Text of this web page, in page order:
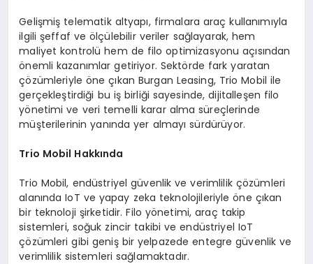
Gelişmiş telematik altyapı, firmalara araç kullanımıyla
ilgili şeffaf ve ölçülebilir veriler sağlayarak, hem
maliyet kontrolü hem de filo optimizasyonu açısından
önemli kazanımlar getiriyor. Sektörde fark yaratan
çözümleriyle öne çıkan Burgan Leasing, Trio Mobil ile
gerçekleştirdiği bu iş birliği sayesinde, dijitalleşen filo
yönetimi ve veri temelli karar alma süreçlerinde
müşterilerinin yanında yer almayı sürdürüyor.
Trio Mobil Hakkında
Trio Mobil, endüstriyel güvenlik ve verimlilik çözümleri
alanında IoT ve yapay zeka teknolojileriyle öne çıkan
bir teknoloji şirketidir. Filo yönetimi, araç takip
sistemleri, soğuk zincir takibi ve endüstriyel IoT
çözümleri gibi geniş bir yelpazede entegre güvenlik ve
verimlilik sistemleri sağlamaktadır.